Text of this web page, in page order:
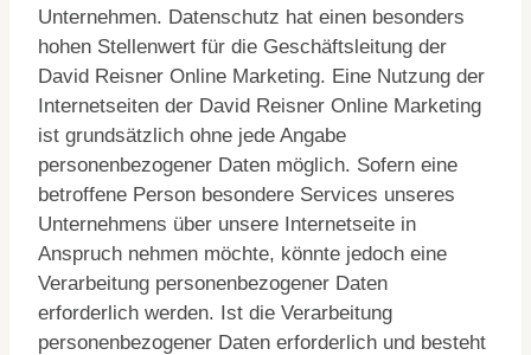
Unternehmen. Datenschutz hat einen besonders
hohen Stellenwert für die Geschäftsleitung der
David Reisner Online Marketing. Eine Nutzung der
Internetseiten der David Reisner Online Marketing
ist grundsätzlich ohne jede Angabe
personenbezogener Daten möglich. Sofern eine
betroffene Person besondere Services unseres
Unternehmens über unsere Internetseite in
Anspruch nehmen möchte, könnte jedoch eine
Verarbeitung personenbezogener Daten
erforderlich werden. Ist die Verarbeitung
personenbezogener Daten erforderlich und besteht